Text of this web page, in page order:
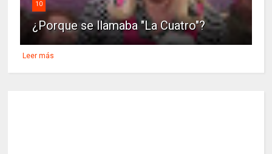
10
¿Porque se llamaba "La Cuatro"?
Leer más